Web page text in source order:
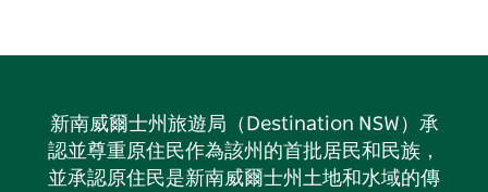
新南威爾士州旅遊局（Destination NSW）承
認並尊重原住民作為該州的首批居民和民族，
並承認原住民是新南威爾士州土地和水域的傳